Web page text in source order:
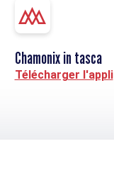
Chamonix in tasca
Télécharger l'appli